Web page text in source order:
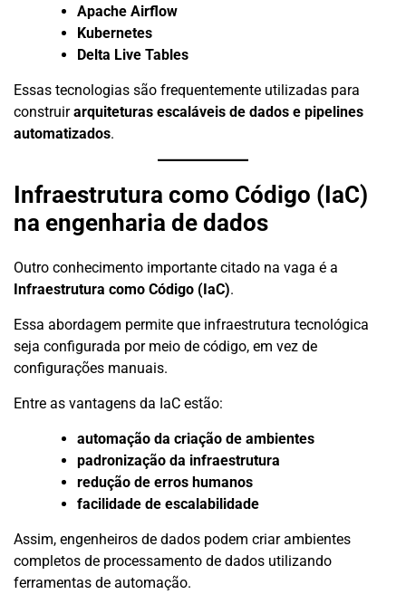
Apache Airflow
Kubernetes
Delta Live Tables
Essas tecnologias são frequentemente utilizadas para
construirarquiteturas escaláveis de dados e pipelines
automatizados.
Infraestrutura como Código (IaC)
na engenharia de dados
Outro conhecimento importante citado na vaga é a
Infraestrutura como Código (IaC).
Essa abordagem permite que infraestrutura tecnológica
seja configurada por meio de código, em vez de
configurações manuais.
Entre as vantagens da IaC estão:
automação da criação de ambientes
padronização da infraestrutura
redução de erros humanos
facilidade de escalabilidade
Assim, engenheiros de dados podem criar ambientes
completos de processamento de dados utilizando
ferramentas de automação.